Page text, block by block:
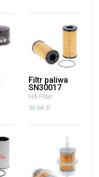
Filtr paliwa
SN30017
Hifi Filter
36.64 zł